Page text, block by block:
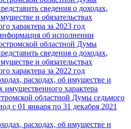
сведения о доходах,
и обязательствах
характера за 2023 год
об исполнении
областной Думы
сведения о доходах,
и обязательствах
характера за 2022 год
расходах, об имуществе и
имущественного характера
областной Думы седьмого
с 01 января по 31 декабря 2021
расходах, об имуществе и